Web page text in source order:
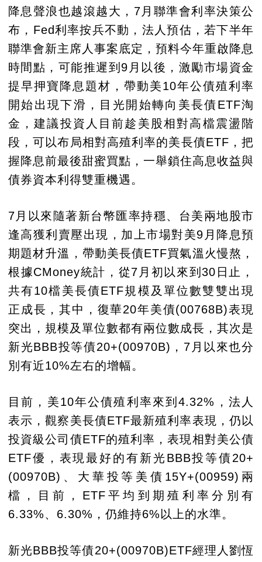
降息聲浪也越滾越大，7月聯準會利率決策公
布，Fed利率按兵不動，法人預估，若下半年
聯準會新主席人事案底定，預料今年重啟降息
時間點，可能推遲到9月以後，激勵市場資金
提早押寶降息題材，帶動美10年公債殖利率
開始出現下滑，目光開始轉向美長債ETF淘
金，建議投資人目前趁美股相對高檔震盪階
段，可以布局相對高殖利率的美長債ETF，把
握降息前最後甜蜜買點，一舉鎖住高息收益與
債券資本利得雙重機遇。
7月以來隨著新台幣匯率持穩、台美兩地股市
逢高獲利賣壓出現，加上市場對美9月降息預
期題材升溫，帶動美長債ETF買氣溫火慢熬，
根據CMoney統計，從7月初以來到30日止，
共有10檔美長債ETF規模及單位數雙雙出現
正成長，其中，復華20年美債(00768B)表現
突出，規模及單位數都有兩位數成長，其次是
新光BBB投等債20+(00970B)，7月以來也分
別有近10%左右的增幅。
目前，美10年公債殖利率來到4.32%，法人
表示，觀察美長債ETF最新殖利率表現，仍以
投資級公司債ETF的殖利率，表現相對美公債
ETF優，表現最好的有新光BBB投等債20+
(00970B)、大華投等美債15Y+(00959)兩
檔，目前，ETF平均到期殖利率分別有
6.33%、6.30%，仍維持6%以上的水準。
新光BBB投等債20+(00970B)ETF經理人劉恆